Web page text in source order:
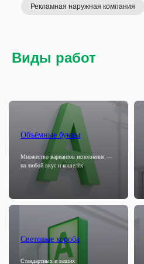
Рекламная наружная компания
Виды работ
Объёмные буквы
Множество вариантов исполнения —
на любой вкус и кошелёк
Световые короба
Стандартных и ваших